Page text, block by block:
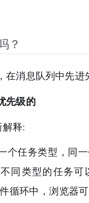
？
在消息队列中先进
先级的
释:
个任务类型，同
同类型的任务可
循环中，浏览器